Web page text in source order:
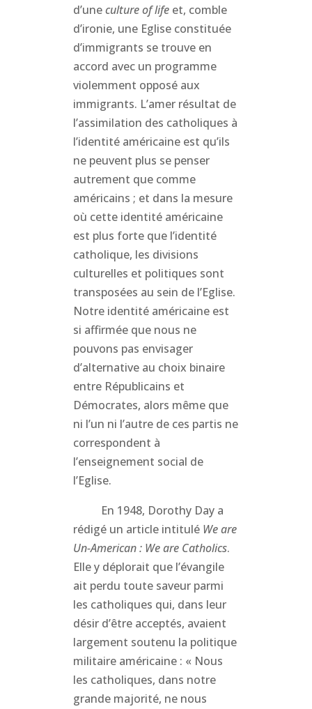
d’uneculture oflife et, comble
d’ironie, une Eglise constituée
d’immigrants se trouve en
accord avec un programme
violemment opposé aux
immigrants. L’amer résultat de
l’assimilation des catholiques à
l’identité américaine est qu’ils
ne peuvent plus se penser
autrement que comme
américains ; et dans la mesure
où cette identité américaine
est plus forte que l’identité
catholique, les divisions
culturelles et politiques sont
transposées au sein de l’Eglise.
Notre identité américaine est
si affirmée que nous ne
pouvons pas envisager
d’alternative au choix binaire
entre Républicains et
Démocrates, alors même que
ni l’un ni l’autre de ces partis ne
correspondent à
l’enseignement social de
l’Eglise.
En 1948, Dorothy Day a
rédigé un article intitulé We are
Un-American : We are Catholics.
Elle y déplorait que l’évangile
ait perdu toute saveur parmi
les catholiques qui, dans leur
désir d’être acceptés, avaient
largement soutenu la politique
militaire américaine : « Nous
les catholiques, dans notre
grande majorité, ne nous